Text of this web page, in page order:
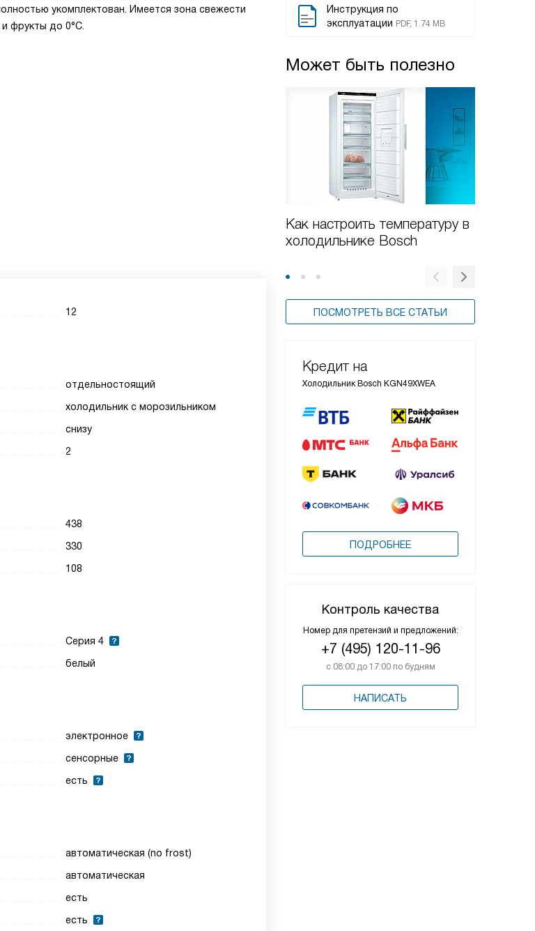
Инструкция по
эксплуатации PDF, 1.74 MB
Может быть полезно
Как настроить температуру в
холодильнике Bosch
ПОСМОТРЕТЬ ВСЕ СТАТЬИ
Кредит на
Холодильник Bosch KGN49XWEA
ПОДРОБНЕЕ
Контроль качества
Номер для претензий и предложений:
+7 (495) 120-11-96
с 08:00 до 17:00 по будням
НАПИСАТЬ
укомплектован. Имеется зона свежести
фрукты до 0°C.
12
отдельностоящий
холодильник с морозильником
снизу
2
438
330
108
Серия 4
белый
электронное
сенсорные
есть
автоматическая (no frost)
автоматическая
есть
есть